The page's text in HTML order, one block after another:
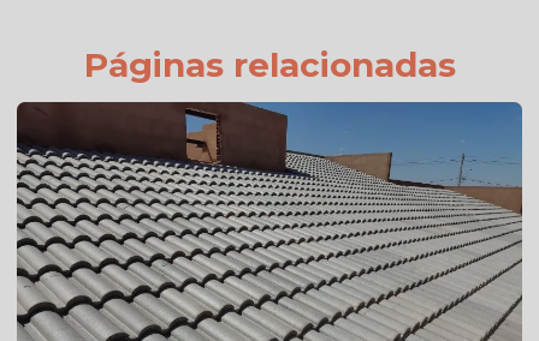
Fornecedor de telhas colonial
Orçamento de telha de cimento
Preço da telha americana branca esmaltada
Preço da telha americana esmaltada
Preço de telhas americana
Preço de telhas cerâmica resinada
Páginas relacionadas